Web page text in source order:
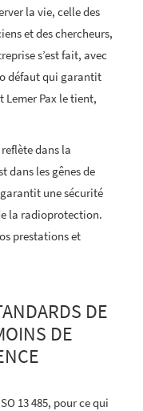
la vie, celle des
et des chercheurs,
s’est fait, avec
défaut qui garantit
Lemer Pax le tient,
dans la
dans les gênes de
une sécurité
la radioprotection.
prestations et
DE
DE
13 485, pour ce qui